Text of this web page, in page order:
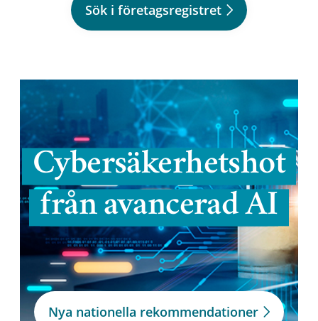
Sök i företagsregistret
Cybersäkerhetshot
från avancerad AI
Nya nationella rekommendationer